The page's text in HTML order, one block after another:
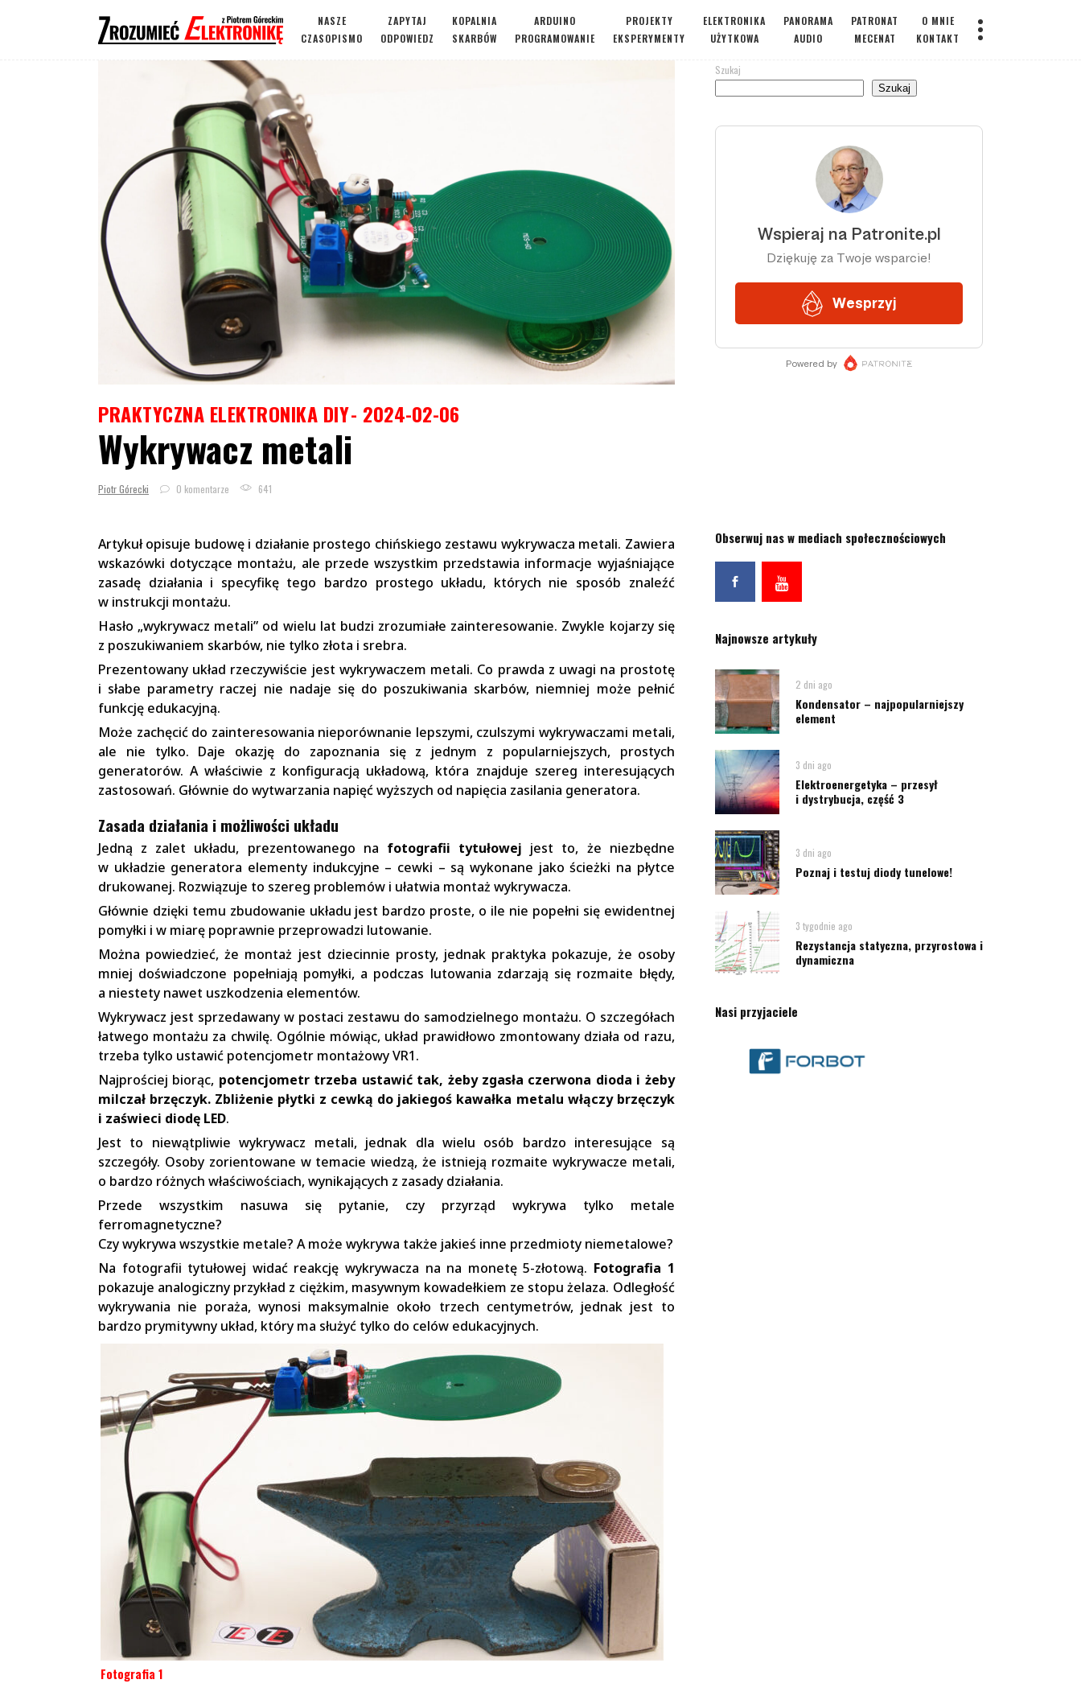
NASZE
CZASOPISMO
ZAPYTAJ
ODPOWIEDZ
KOPALNIA
SKARBÓW
ARDUINO
PROGRAMOWANIE
PROJEKTY
EKSPERYMENTY
ELEKTRONIKA
UŻYTKOWA
PANORAMA
AUDIO
PATRONAT
MECENAT
O MNIE
KONTAKT
PRAKTYCZNA ELEKTRONIKA DIY 2024-02-06
Wykrywacz metali
Piotr Górecki 0 komentarze 641
Artykuł opisuje budowę i działanie prostego chińskiego zestawu wykrywacza metali. Zawiera
wskazówki dotyczące montażu, ale przede wszystkim przedstawia informacje wyjaśniające
zasadę działania i specyfikę tego bardzo prostego układu, których nie sposób znaleźć
w instrukcji montażu.
Hasło „wykrywacz metali” od wielu lat budzi zrozumiałe zainteresowanie. Zwykle kojarzy się
z poszukiwaniem skarbów, nie tylko złota i srebra.
Prezentowany układ rzeczywiście jest wykrywaczem metali. Co prawda z uwagi na prostotę
i słabe parametry raczej nie nadaje się do poszukiwania skarbów, niemniej może pełnić
funkcję edukacyjną.
Może zachęcić do zainteresowania nieporównanie lepszymi, czulszymi wykrywaczami metali,
ale nie tylko. Daje okazję do zapoznania się z jednym z popularniejszych, prostych
generatorów. A właściwie z konfiguracją układową, która znajduje szereg interesujących
zastosowań. Głównie do wytwarzania napięć wyższych od napięcia zasilania generatora.
Zasada działania i możliwości układu
Jedną z zalet układu, prezentowanego na fotografii tytułowej jest to, że niezbędne
w układzie generatora elementy indukcyjne – cewki – są wykonane jako ścieżki na płytce
drukowanej. Rozwiązuje to szereg problemów i ułatwia montaż wykrywacza.
Głównie dzięki temu zbudowanie układu jest bardzo proste, o ile nie popełni się ewidentnej
pomyłki i w miarę poprawnie przeprowadzi lutowanie.
Można powiedzieć, że montaż jest dziecinnie prosty, jednak praktyka pokazuje, że osoby
mniej doświadczone popełniają pomyłki, a podczas lutowania zdarzają się rozmaite błędy,
a niestety nawet uszkodzenia elementów.
Wykrywacz jest sprzedawany w postaci zestawu do samodzielnego montażu. O szczegółach
łatwego montażu za chwilę. Ogólnie mówiąc, układ prawidłowo zmontowany działa od razu,
trzeba tylko ustawić potencjometr montażowy VR1.
Najprościej biorąc, potencjometr trzeba ustawić tak, żeby zgasła czerwona dioda i żeby
milczał brzęczyk. Zbliżenie płytki z cewką do jakiegoś kawałka metalu włączy brzęczyk
i zaświeci diodę LED.
Jest to niewątpliwie wykrywacz metali, jednak dla wielu osób bardzo interesujące są
szczegóły. Osoby zorientowane w temacie wiedzą, że istnieją rozmaite wykrywacze metali,
o bardzo różnych właściwościach, wynikających z zasady działania.
Przede wszystkim nasuwa się pytanie, czy przyrząd wykrywa tylko metale
ferromagnetyczne?
Czy wykrywa wszystkie metale? A może wykrywa także jakieś inne przedmioty niemetalowe?
Na fotografii tytułowej widać reakcję wykrywacza na na monetę 5-złotową. Fotografia 1
pokazuje analogiczny przykład z ciężkim, masywnym kowadełkiem ze stopu żelaza. Odległość
wykrywania nie poraża, wynosi maksymalnie około trzech centymetrów, jednak jest to
bardzo prymitywny układ, który ma służyć tylko do celów edukacyjnych.
Fotografia 1
Szukaj
Szukaj
Obserwuj nas w mediach społecznościowych
Najnowsze artykuły
2 dni ago
Kondensator – najpopularniejszy
element
3 dni ago
Elektroenergetyka – przesył
i dystrybucja, część 3
3 dni ago
Poznaj i testuj diody tunelowe!
3 tygodnie ago
Rezystancja statyczna, przyrostowa i
dynamiczna
Nasi przyjaciele